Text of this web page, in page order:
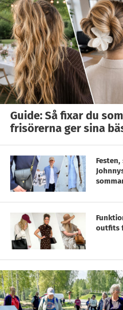
Guide: Så fixar du
frisörerna ger sina
outfits